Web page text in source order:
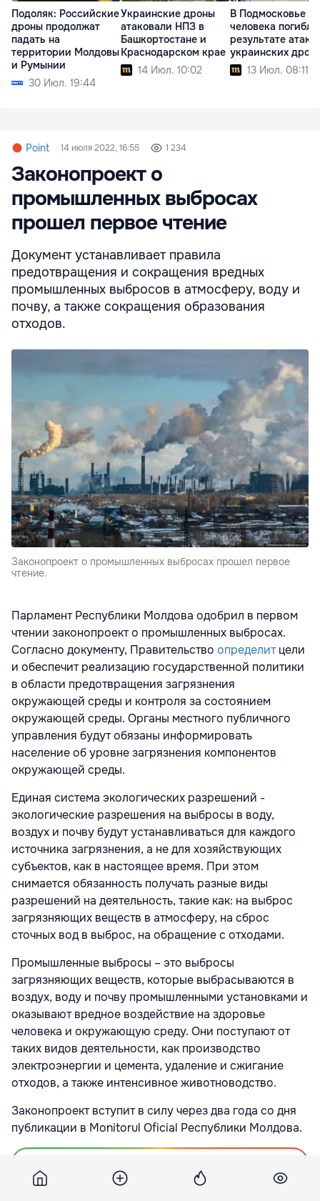
Подоляк: Российские
дроны продолжат
падать на
территории Молдовы
и Румынии
30 Июл. 19:44
Украинские дроны
атаковали НПЗ в
Башкортостане и
Краснодарском крае
14 Июл. 10:02
В Подмосковье
человека
результате атаки
украинских
13 Июл. 08:11
Point 14 июля 2022, 16:55 1 234
Законопроект о
промышленных выбросах
прошел первое чтение
Документ устанавливает правила
предотвращения и сокращения вредных
промышленных выбросов в атмосферу, воду и
почву, а также сокращения образования
отходов.
Законопроект о промышленных выбросах прошел первое
чтение.
Парламент Республики Молдова одобрил в первом
чтении законопроект о промышленных выбросах.
Согласно документу, Правительство определитцели
и обеспечит реализацию государственной политики
в области предотвращения загрязнения
окружающей среды и контроля за состоянием
окружающей среды. Органы местного публичного
управления будут обязаны информировать
население об уровне загрязнения компонентов
окружающей среды.
Единая система экологических разрешений -
экологические разрешения на выбросы в воду,
воздух и почву будут устанавливаться для каждого
источника загрязнения, а не для хозяйствующих
субъектов, как в настоящее время. При этом
снимается обязанность получать разные виды
разрешений на деятельность, такие как: на выброс
загрязняющих веществ в атмосферу, на сброс
сточных вод в выброс, на обращение с отходами.
Промышленные выбросы – это выбросы
загрязняющих веществ, которые выбрасываются в
воздух, воду и почву промышленными установками и
оказывают вредное воздействие на здоровье
человека и окружающую среду. Они поступают от
таких видов деятельности, как производство
электроэнергии и цемента, удаление и сжигание
отходов, а также интенсивное животноводство.
Законопроект вступит в силу через два года со дня
публикации в Monitorul Oficial Республики Молдова.